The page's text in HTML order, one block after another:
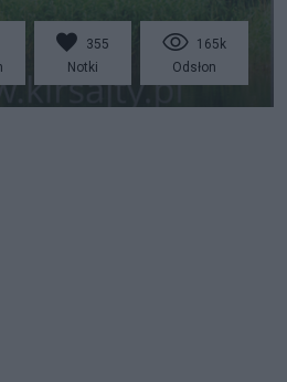
355
Notki
165k
Odsłon